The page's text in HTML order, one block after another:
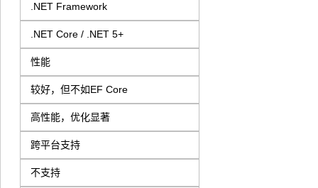
.NET Framework
.NET Core / .NET 5+
性能
较好，但不如EF Core
高性能，优化显著
跨平台支持
不支持